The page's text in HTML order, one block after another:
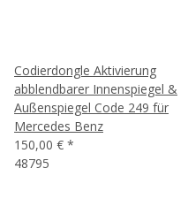
Codierdongle Aktivierung
abblendbarer Innenspiegel &
Außenspiegel Code 249 für
Mercedes Benz
150,00 € *
48795